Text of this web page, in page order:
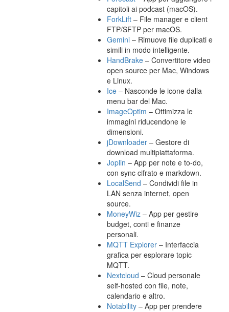
capitoli ai podcast (macOS).
ForkLift – File manager e client
FTP/SFTP per macOS.
Gemini – Rimuove file duplicati e
simili in modo intelligente.
HandBrake – Convertitore video
open source per Mac, Windows
e Linux.
Ice – Nasconde le icone dalla
menu bar del Mac.
ImageOptim – Ottimizza le
immagini riducendone le
dimensioni.
jDownloader – Gestore di
download multipiattaforma.
Joplin – App per note e to-do,
con sync cifrato e markdown.
LocalSend – Condividi file in
LAN senza internet, open
source.
MoneyWiz – App per gestire
budget, conti e finanze
personali.
MQTT Explorer – Interfaccia
grafica per esplorare topic
MQTT.
Nextcloud – Cloud personale
self-hosted con file, note,
calendario e altro.
Notability – App per prendere